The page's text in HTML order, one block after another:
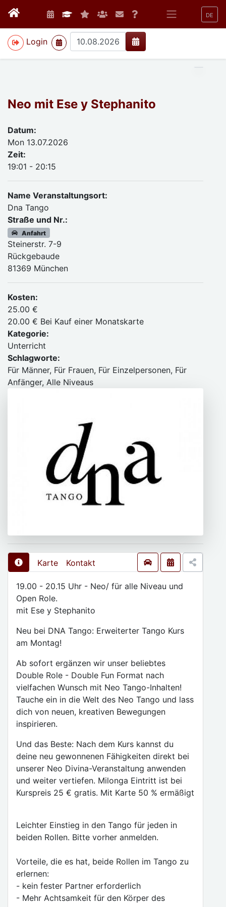
DE
Login
>
Neo mit Ese y Stephanito
Datum:
Mon 13.07.2026
Zeit:
19:01 - 20:15
Name Veranstaltungsort:
Dna Tango
Straße und Nr.:
Anfahrt
Steinerstr. 7-9
Rückgebaude
81369 München
Kosten:
25.00 €
20.00 € Bei Kauf einer Monatskarte
Kategorie:
Unterricht
Schlagworte:
Für Männer, Für Frauen, Für Einzelpersonen, Für
Anfänger, Alle Niveaus
Karte Kontakt
19.00 - 20.15 Uhr - Neo/ für alle Niveau und
Open Role.
mit Ese y Stephanito
Neu bei DNA Tango: Erweiterter Tango Kurs
am Montag!
Ab sofort ergänzen wir unser beliebtes
Double Role - Double Fun Format nach
vielfachen Wunsch mit Neo Tango-Inhalten!
Tauche ein in die Welt des Neo Tango und lass
dich von neuen, kreativen Bewegungen
inspirieren.
Und das Beste: Nach dem Kurs kannst du
deine neu gewonnenen Fähigkeiten direkt bei
unserer Neo Divina-Veranstaltung anwenden
und weiter vertiefen. Milonga Eintritt ist bei
Kurspreis 25 € gratis. Mit Karte 50 % ermäßigt
Leichter Einstieg in den Tango für jeden in
beiden Rollen. Bitte vorher anmelden.
Vorteile, die es hat, beide Rollen im Tango zu
erlernen:
- kein fester Partner erforderlich
- Mehr Achtsamkeit für den Körper des